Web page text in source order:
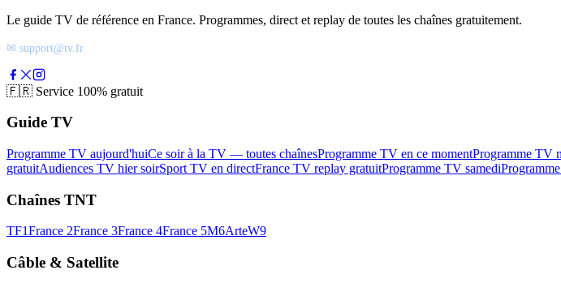
Le guide TV de référence en France. Programmes, direct et replay de toutes les chaînes gratuitement.
✉ support@tv.fr
🇫🇷 Service 100% gratuit
Guide TV
Programme TV aujourd'huiCe soir à la TV — toutes chaînesProgramme TV en ce momentProgramme TV
gratuitAudiences TV hier soirSport TV en directFrance TV replay gratuitProgramme TV samedi
Chaînes TNT
TF1France 2France 3France 4France 5M6ArteW9
Câble & Satellite